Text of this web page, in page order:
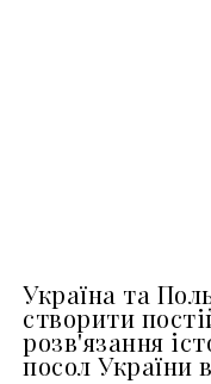
Україна та
створити
розв'язання
посол України